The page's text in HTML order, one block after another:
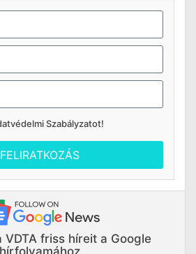
Szabályzatot!
FELIRATKOZÁS
VDTA friss híreit a Google